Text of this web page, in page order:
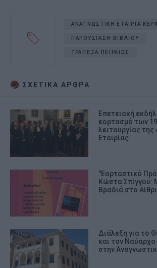
ΑΝΑΓΝΩΣΤΙΚΗ ΕΤΑΙΡΙΑ
ΠΑΡΟΥΣΙΑΣΗ ΒΙΒΛΙΟΥ
ΤΡΑΠΕΖΑ ΠΕΙΡΑΙΩΣ
ΣΧΕΤΙΚA AΡΘΡΑ
Επετειακή
εορτασμό των
λειτουργίας
Εταιρίας
"Εορταστικό
Κώστα Σπίγγου:
Βραδιά στο
Διάλεξη για το
και τον
στην